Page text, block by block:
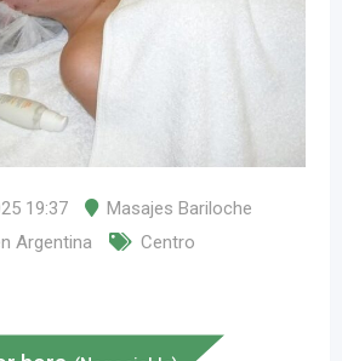
19:37
Masajes Bariloche
Argentina
Centro